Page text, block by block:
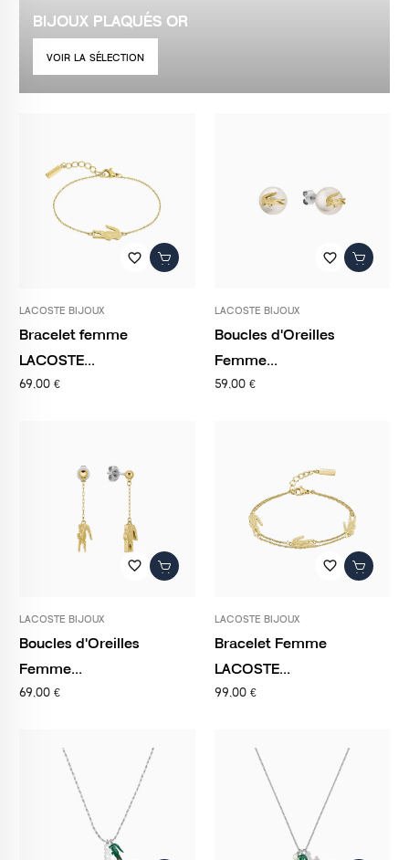
BIJOUX PLAQUÉS OR
VOIR LA SÉLECTION
favorite_border
LACOSTE BIJOUX
Bracelet femme
LACOSTE...
69,00 €
favorite_border
LACOSTE BIJOUX
Boucles d'Oreilles
Femme...
59,00 €
favorite_border
LACOSTE BIJOUX
Boucles d'Oreilles
Femme...
69,00 €
favorite_border
LACOSTE BIJOUX
Bracelet Femme
LACOSTE...
99,00 €